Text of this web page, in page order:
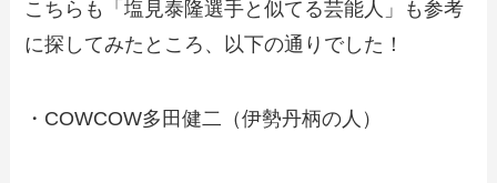
こちらも「塩見泰隆選手と似てる芸能人」も参考
に探してみたところ、以下の通りでした！
・ COWCOW多田健二（伊勢丹柄の人）